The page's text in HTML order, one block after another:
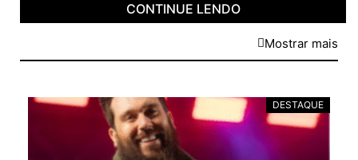
CONTINUE LENDO
Mostrar mais
DESTAQUE